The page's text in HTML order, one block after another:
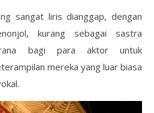
sangat liris dianggap, dengan
kurang sebagai sastra
bagi para aktor untuk
mereka yang luar biasa